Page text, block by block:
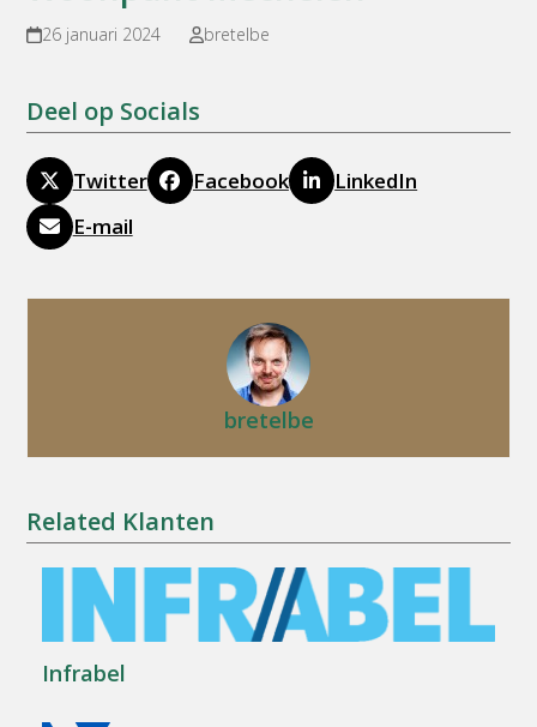
26 januari 2024 bretelbe
Deel op Socials
Twitter Facebook
LinkedIn
E-mail
bretelbe
Related Klanten
Infrabel